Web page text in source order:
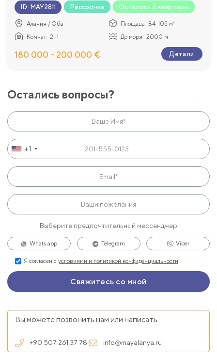
ID: MAY2811 Рассрочка Осталось 3 квартиры
Алания / Оба Площадь: 84-105 м²
Комнат: 2+1 До моря: 2000 м
180 000 - 200 000 € Детали
Остались вопросы?
+1
Выберите предпочтительный мессенджер
Whats app Telegram Viber
Я согласен с условиями и политикой конфиденциальности
Вы можете позвонить нам или написать
+90 507 261 37 78 info@mayalanya.ru